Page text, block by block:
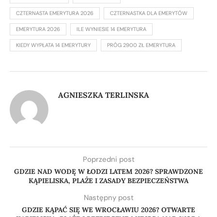
CZTERNASTA EMERYTURA 2026 CZTERNASTKA DLA EMERYTÓW
EMERYTURA 2026 ILE WYNIESIE 14 EMERYTURA
KIEDY WYPŁATA 14 EMERYTURY PRÓG 2900 ZŁ EMERYTURA
AGNIESZKA TERLINSKA
Poprzedni post
GDZIE NAD WODĘ W ŁODZI LATEM 2026? SPRAWDZONE
KĄPIELISKA, PLAŻE I ZASADY BEZPIECZEŃSTWA
Następny post
GDZIE KĄPAĆ SIĘ WE WROCŁAWIU 2026? OTWARTE